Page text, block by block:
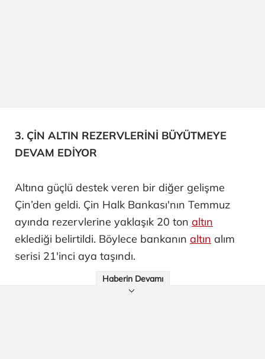
3. ÇİN ALTIN REZERVLERİNİ BÜYÜTMEYE
DEVAM EDİYOR
Altına güçlü destek veren bir diğer gelişme
Çin’den geldi. Çin Halk Bankası'nın Temmuz
ayında rezervlerine yaklaşık 20 ton altın
eklediği belirtildi. Böylece bankanın altın alım
serisi 21'inci aya taşındı.
Haberin Devamı